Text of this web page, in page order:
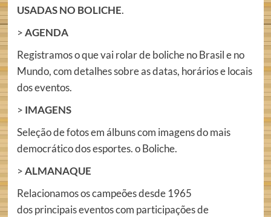
USADAS NO BOLICHE.
>AGENDA
Registramos o que vai rolar de boliche no Brasil e no
Mundo, com detalhes sobre as datas, horários e locais
dos eventos.
> IMAGENS
Seleção de fotos em álbuns com imagens do mais
democrático dos esportes. o Boliche.
>ALMANAQUE
Relacionamos os campeões desde 1965
dos principais eventos com participações de